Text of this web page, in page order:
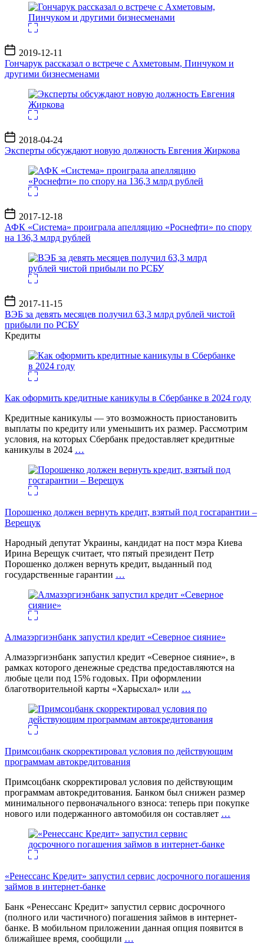
Дата
записи
2019-12-11
Гончарук рассказал о встрече с Ахметовым, Пинчуком и
другими бизнесменами
Дата
записи
2018-04-24
Эксперты обсуждают новую должность Евгения Жиркова
Дата
записи
2017-12-18
АФК «Система» проиграла апелляцию «Роснефти» по спору
на 136,3 млрд рублей
Дата
записи
2017-11-15
ВЭБ за девять месяцев получил 63,3 млрд рублей чистой
прибыли по РСБУ
Кредиты
Как оформить кредитные каникулы в Сбербанке в 2024 году
Кредитные каникулы — это возможность приостановить
выплаты по кредиту или уменьшить их размер. Рассмотрим
условия, на которых Сбербанк предоставляет кредитные
каникулы в 2024 …
Порошенко должен вернуть кредит, взятый под госгарантии –
Верещук
Народный депутат Украины, кандидат на пост мэра Киева
Ирина Верещук считает, что пятый президент Петр
Порошенко должен вернуть кредит, выданный под
государственные гарантии …
Алмазэргиэнбанк запустил кредит «Северное сияние»
Алмазэргиэнбанк запустил кредит «Северное сияние», в
рамках которого денежные средства предоставляются на
любые цели под 15% годовых. При оформлении
благотворительной карты «Харысхал» или …
Примсоцбанк скорректировал условия по действующим
программам автокредитования
Примсоцбанк скорректировал условия по действующим
программам автокредитования. Банком был снижен размер
минимального первоначального взноса: теперь при покупке
нового или подержанного автомобиля он составляет …
«Ренессанс Кредит» запустил сервис досрочного погашения
займов в интернет-банке
Банк «Ренессанс Кредит» запустил сервис досрочного
(полного или частичного) погашения займов в интернет-
банке. В мобильном приложении данная опция появится в
ближайшее время, сообщили …